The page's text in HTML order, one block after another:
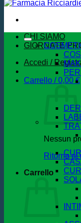
CHI SIAMO
GIORNATE
Accedi /
Carrello /0,00 €
Nessun
Ritorna al
Carrello